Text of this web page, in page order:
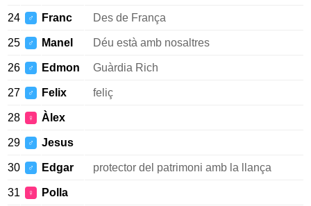
24 ♂ Franc Des de França
25 ♂ Manel Déu està amb nosaltres
26 ♂ Edmon Guàrdia Rich
27 ♂ Felix feliç
28 ♀ Àlex
29 ♂ Jesus
30 ♂ Edgar protector del patrimoni amb la llança
31 ♀ Polla